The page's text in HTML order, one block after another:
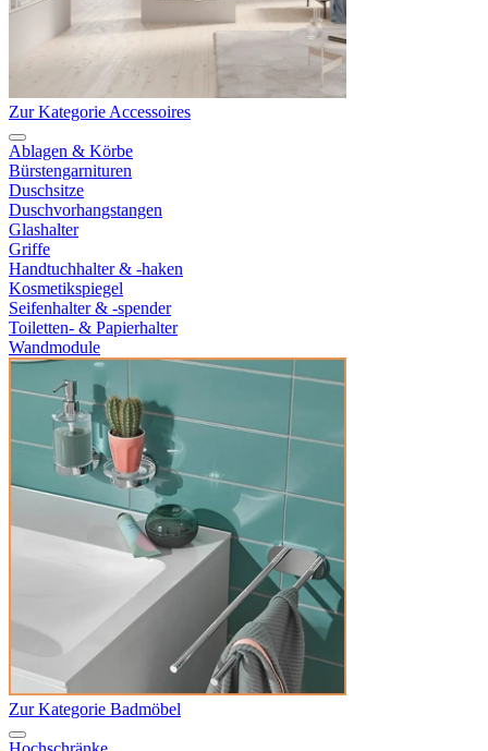
Zur Kategorie Accessoires
Ablagen & Körbe
Bürstengarnituren
Duschsitze
Duschvorhangstangen
Glashalter
Griffe
Handtuchhalter & -haken
Kosmetikspiegel
Seifenhalter & -spender
Toiletten- & Papierhalter
Wandmodule
Zur Kategorie Badmöbel